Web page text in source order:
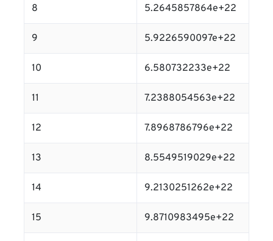
8 5.2645857864e+22
9 5.9226590097e+22
10 6.580732233e+22
11 7.2388054563e+22
12 7.8968786796e+22
13 8.5549519029e+22
14 9.2130251262e+22
15 9.8710983495e+22